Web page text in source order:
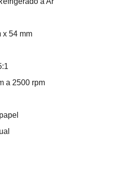
x 54 mm
a 2500 rpm